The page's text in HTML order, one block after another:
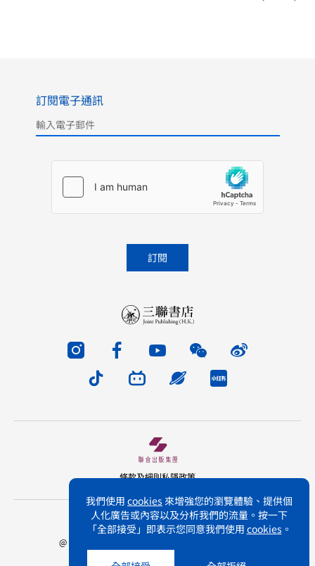
我們使用 cookies 來增強您的瀏覽體驗、提供個
人化廣告或內容以及分析我們的流量。按一下
「全部接受」即表示您同意我們使用 cookies 。
訂閱電子通訊
版權所有 不得轉載 三聯書店(香港)有限公司
@ Joint Publishing (Hong Kong) Company Limited.
All rights reserved.
條款及細則私隱政策